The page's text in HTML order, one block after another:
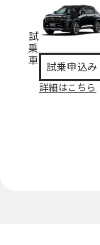
試
乗
車
試乗申込み
詳細はこちら